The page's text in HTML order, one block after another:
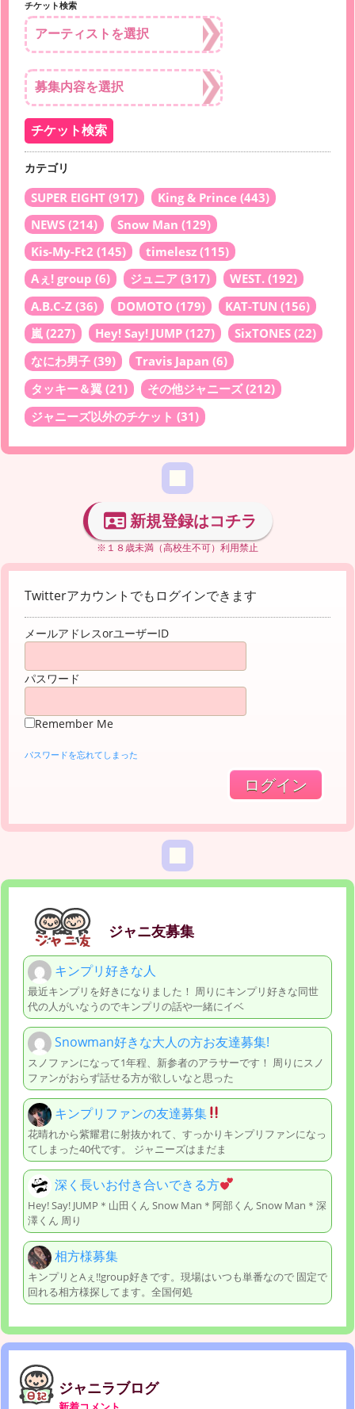
チケット検索
カテゴリ
SUPER EIGHT (917) King & Prince (443)
NEWS (214) Snow Man (129)
Kis-My-Ft2 (145) timelesz (115)
Aぇ! group (6) ジュニア (317) WEST. (192)
A.B.C-Z (36) DOMOTO (179) KAT-TUN (156)
嵐 (227) Hey! Say! JUMP (127) SixTONES (22)
なにわ男子 (39) Travis Japan (6)
タッキー＆翼 (21) その他ジャニーズ(212)
ジャニーズ以外のチケット (31)
新規登録はコチラ
※１８歳未満（高校生不可）利用禁止
Twitterアカウントでもログインできます
メールアドレスorユーザーID
パスワード
Remember Me
パスワードを忘れてしまった
ジャニ友募集
キンプリ好きな人
最近キンプリを好きになりました！ 周りにキンプリ好きな同世
代の人がいなうのでキンプリの話や一緒にイベ
Snowman好きな大人の方お友達募集!
スノファンになって1年程、新参者のアラサーです！ 周りにスノ
ファンがおらず話せる方が欲しいなと思った
キンプリファンの友達募集
花晴れから紫耀君に射抜かれて、すっかりキンプリファンになっ
てしまった40代です。 ジャニーズはまだま
深く長いお付き合いできる方
Hey! Say! JUMP＊山田くん Snow Man＊阿部くん Snow Man＊深
澤くん 周り
相方様募集
キンプリとAぇ!!group好きです。現場はいつも単番なので 固定で
回れる相方様探してます。全国何処
ジャニラブログ